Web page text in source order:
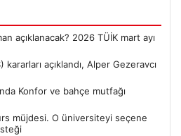
açıklanacak? 2026 TÜİK mart ayı
açıklandı, Alper Gezeravcı
Konfor ve bahçe mutfağı
müjdesi. O üniversiteyi seçene